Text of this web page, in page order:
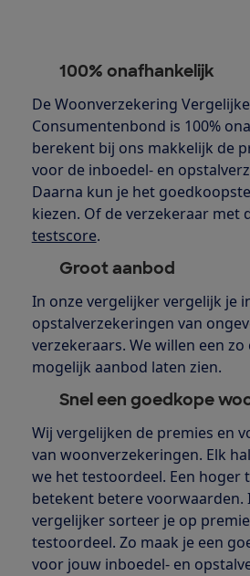
100% onafhankelijk
De Woonverzekering
Consumentenbond is 100%
berekent bij ons makkelijk de
voor de inboedel- en
Daarna kun je het
kiezen. Of de verzekeraar met
testscore.
Groot aanbod
In onze vergelijker vergelijk je
opstalverzekeringen van
verzekeraars. We willen een
mogelijk aanbod laten zien.
Snel een goedkope
Wij vergelijken de premies en
van woonverzekeringen. Elk
we het testoordeel. Een hoger
betekent betere voorwaarden.
vergelijker sorteer je op
testoordeel. Zo maak je een
voor jouw inboedel- en